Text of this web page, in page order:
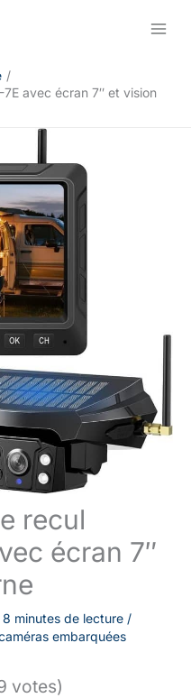
avec écran 7″ et vision
recul
écran 7″
8 minutes de lecture /
embarquées
votes)